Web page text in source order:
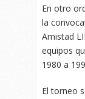
En otro
la
Amistad
equipos
1980 a
El torneo